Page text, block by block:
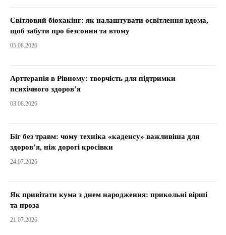
Світловий біохакінг: як налаштувати освітлення вдома,
щоб забути про безсоння та втому
05.08.2026
Арттерапія в Рівному: творчість для підтримки
психічного здоров’я
03.08.2026
Біг без травм: чому техніка «каденсу» важливіша для
здоров’я, ніж дорогі кросівки
24.07.2026
Як привітати кума з днем народження: прикольні вірші
та проза
21.07.2026